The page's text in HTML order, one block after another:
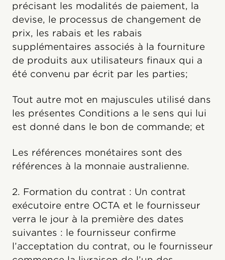
précisant les modalités de paiement, la
devise, le processus de changement de
prix, les rabais et les rabais
supplémentaires associés à la fourniture
de produits aux utilisateurs finaux qui a
été convenu par écrit par les parties;
Tout autre mot en majuscules utilisé dans
les présentes Conditions a le sens qui lui
est donné dans le bon de commande; et
Les références monétaires sont des
références à la monnaie australienne.
2. Formation du contrat : Un contrat
exécutoire entre OCTA et le fournisseur
verra le jour à la première des dates
suivantes : le fournisseur confirme
l’acceptation du contrat, ou le fournisseur